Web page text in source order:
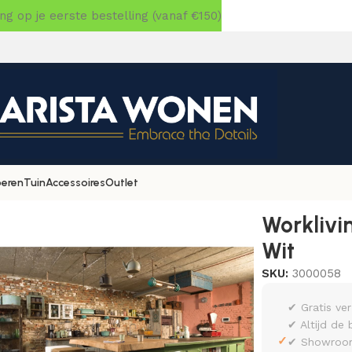
TuinAccessoiresOutlet
Wit
SKU:3000058
✓
✔ Gratis
✔ Altijd de
✔
op je eerste bestelling (vanaf €150)